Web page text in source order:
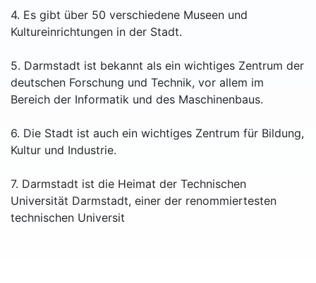
4. Es gibt über 50 verschiedene Museen und
Kultureinrichtungen in der Stadt.
5. Darmstadt ist bekannt als ein wichtiges Zentrum der
deutschen Forschung und Technik, vor allem im
Bereich der Informatik und des Maschinenbaus.
6. Die Stadt ist auch ein wichtiges Zentrum für Bildung,
Kultur und Industrie.
7. Darmstadt ist die Heimat der Technischen
Universität Darmstadt, einer der renommiertesten
technischen Universit